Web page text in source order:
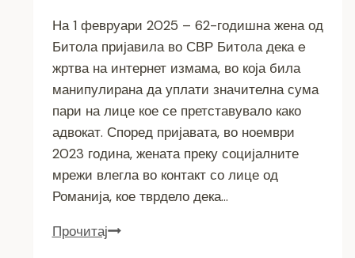
На 1 февруари 2025 – 62-годишна жена од
Битола пријавила во СВР Битола дека e
жртва на интернет измама, во која била
манипулирана да уплати значителна сума
пари на лице кое се претставувало како
адвокат. Според пријавата, во ноември
2023 година, жената преку социјалните
мрежи влегла во контакт со лице од
Романија, кое тврдело дека…
ПрочитајЖртва